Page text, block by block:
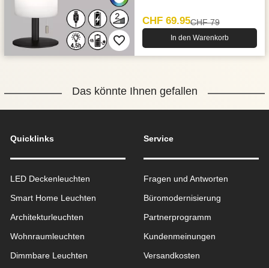
CHF 69.95CHF 79
In den Warenkorb
Das könnte Ihnen gefallen
Quicklinks
LED Deckenleuchten
Smart Home Leuchten
Architekturleuchten
Wohnraum­leuchten
Dimmbare Leuchten
Service
Fragen und Antworten
Büromodernisierung
Partnerprogramm
Kundenmeinungen
Versandkosten